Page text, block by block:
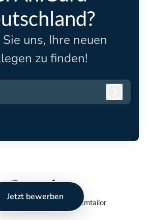
Jetzt bewerben
uns, Ihre neuen
zu finden!
System von Teamtailor